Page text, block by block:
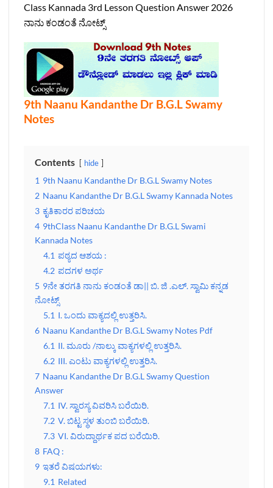
Class Kannada 3rd Lesson Question Answer 2026
ನಾನು ಕಂಡಂತೆ ನೋಟ್ಸ್
9th Naanu Kandanthe Dr B.G.L Swamy
Notes
Contents hide
1 9th Naanu Kandanthe Dr B.G.L Swamy Notes
2 Naanu Kandanthe Dr B.G.L Swamy Kannada Notes
3 ಕೃತಿಕಾರರ ಪರಿಚಯ
4 9thClass Naanu Kandanthe Dr B.G.L Swami
Kannada Notes
4.1 ಪಠ್ಯದ ಆಶಯ :
4.2 ಪದಗಳ ಅರ್ಥ
5 9ನೇ ತರಗತಿ ನಾನು ಕಂಡಂತೆ ಡಾ|| ಬಿ. ಜಿ .ಎಲ್‌. ಸ್ವಾಮಿ ಕನ್ನಡ
ನೋಟ್ಸ್‌
5.1 I. ಒಂದು ವಾಕ್ಯದಲ್ಲಿ ಉತ್ತರಿಸಿ.
6 Naanu Kandanthe Dr B.G.L Swamy Notes Pdf
6.1 II. ಮೂರು /ನಾಲ್ಕು ವಾಕ್ಯಗಳಲ್ಲಿ ಉತ್ತರಿಸಿ.
6.2 III. ಎಂಟು ವಾಕ್ಯಗಳಲ್ಲಿ ಉತ್ತರಿಸಿ.
7 Naanu Kandanthe Dr B.G.L Swamy Question
Answer
7.1 IV. ಸ್ವಾರಸ್ಯ ವಿವರಿಸಿ ಬರೆಯಿರಿ.
7.2 V. ಬಿಟ್ಟ ಸ್ಥಳ ತುಂಬಿ ಬರೆಯಿರಿ.
7.3 VI. ವಿರುದ್ದಾರ್ಥಕ ಪದ ಬರೆಯಿರಿ.
8 FAQ :
9 ಇತರೆ ವಿಷಯಗಳು:
9.1 Related